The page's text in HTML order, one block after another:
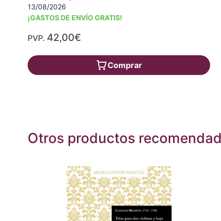
13/08/2026
¡GASTOS DE ENVÍO GRATIS!
PVP. 42,00€
Comprar
Otros productos